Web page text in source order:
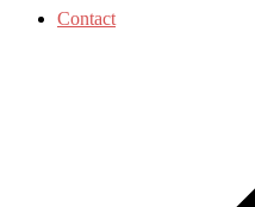
Contact